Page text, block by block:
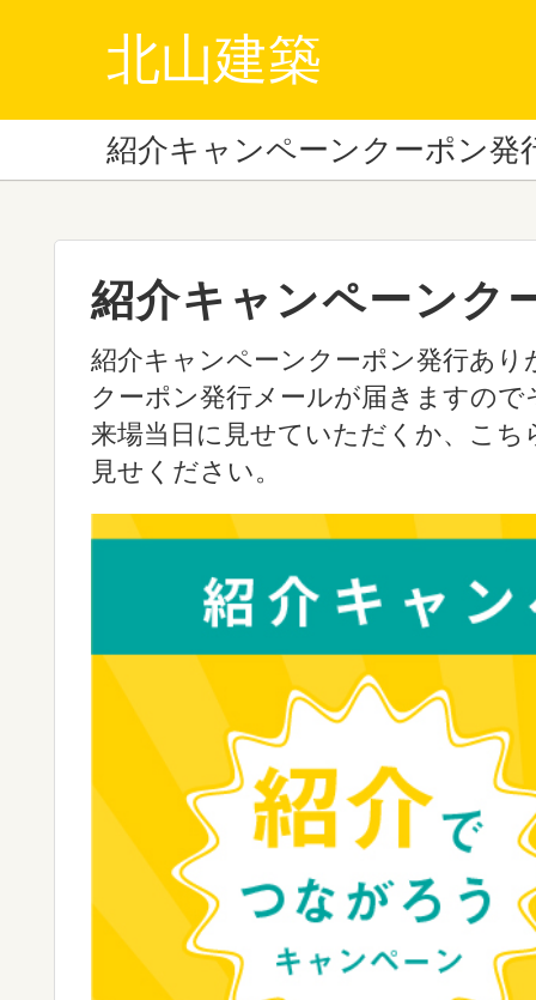
北山建築
紹介キャンペーンクーポン発
紹介キャンペーンク
紹介キャンペーンクーポン発行あ
クーポン発行メールが届きますの
来場当日に見せていただくか、こ
見せください。